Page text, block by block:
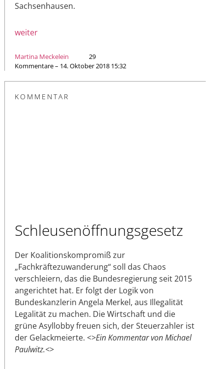
Sachsenhausen.
weiter
Martina Meckelein
29
Kommentare – 14. Oktober 2018 15:32
KOMMENTAR
Schleusenöffnungsgesetz
Der Koalitionskompromiß zur
„Fachkräftezuwanderung“ soll das Chaos
verschleiern, das die Bundesregierung seit 2015
angerichtet hat. Er folgt der Logik von
Bundeskanzlerin Angela Merkel, aus Illegalität
Legalität zu machen. Die Wirtschaft und die
grüne Asyllobby freuen sich, der Steuerzahler ist
der Gelackmeierte. <>Ein Kommentar von Michael
Paulwitz.<>